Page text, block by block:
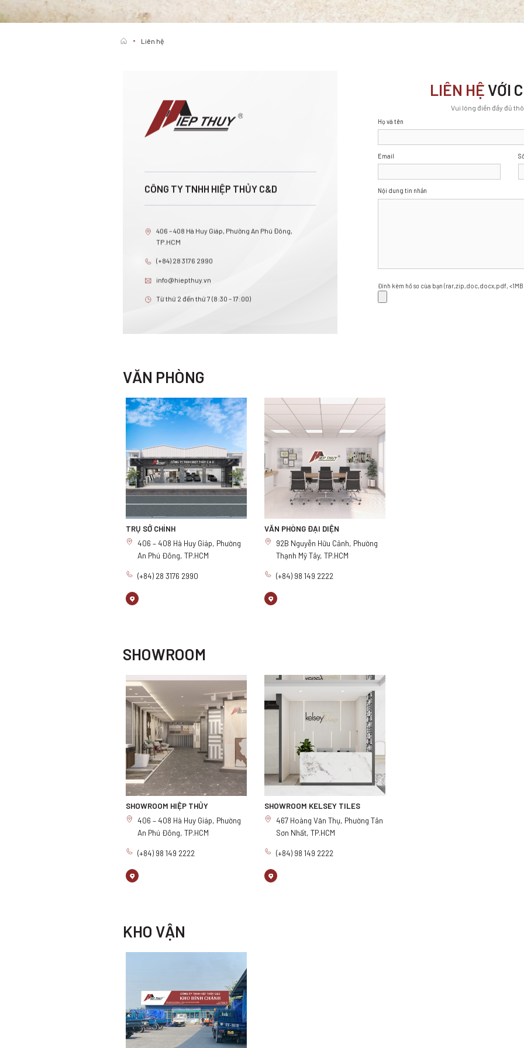
Liên hệ
CÔNG TY TNHH HIỆP THỦY C&D
406 – 408 Hà Huy Giáp, Phường An Phú Đông,
TP.HCM
(+84) 28 3176 2990
info@hiepthuy.vn
Từ thứ 2 đến thứ 7 (8:30 – 17:00)
LIÊN HỆ VỚI
Vui lòng điền đầy đủ
Họ và tên
Email
Nội dung tin nhắn
Đính kèm hồ sơ cùa bạn (rar,zip,doc,docx,pdf,
VĂN PHÒNG
TRỤ SỞ CHÍNH
406 – 408 Hà Huy Giáp, Phường
An Phú Đông, TP.HCM
(+84) 28 3176 2990
VĂN PHÒNG ĐẠI DIỆN
92B Nguyễn Hữu Cảnh, Phường
Thạnh Mỹ Tây, TP.HCM
(+84) 98 149 2222
SHOWROOM
SHOWROOM HIỆP THỦY
406 – 408 Hà Huy Giáp, Phường
An Phú Đông, TP.HCM
(+84) 98 149 2222
SHOWROOM KELSEY TILES
467 Hoàng Văn Thụ, Phường Tân
Sơn Nhất, TP.HCM
(+84) 98 149 2222
KHO VẬN